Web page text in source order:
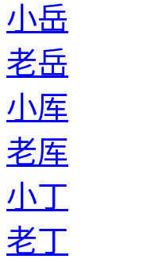
小岳
老岳
小厍
老厍
小丁
老丁